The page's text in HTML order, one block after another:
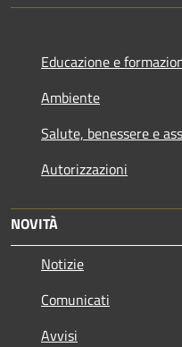
Educazione e
Ambiente
Salute, benessere e
Autorizzazioni
NOVITÀ
Notizie
Comunicati
Avvisi